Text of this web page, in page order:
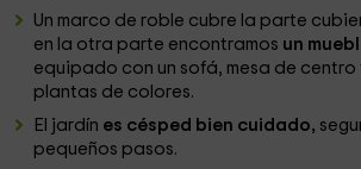
Un marco de roble cubre la parte
en la otra parte encontramos un
equipado con un sofá, mesa de centro
plantas de colores.
El jardín es césped bien cuidado,
pequeños pasos.